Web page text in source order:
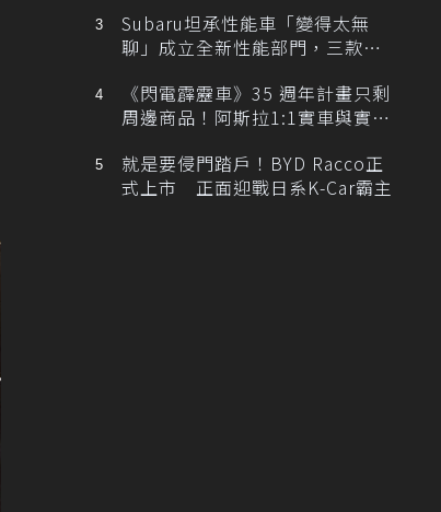
Subaru坦承性能車「變得太無
聊」成立全新性能部門，三款手
《閃電霹靂車》35 週年計畫只剩
周邊商品！阿斯拉1:1實車與實體
就是要侵門踏戶！BYD Racco正
式上市 正面迎戰日系K-Car霸主